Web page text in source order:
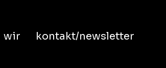
wir kontakt/newsletter